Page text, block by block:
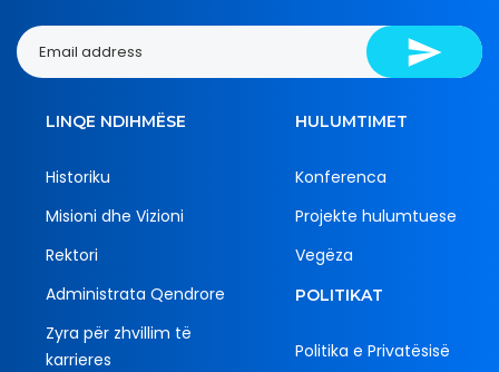
LINQE NDIHMËSE
Historiku
Misioni dhe Vizioni
Rektori
Administrata Qendrore
Zyra për zhvillim të
karrieres
HULUMTIMET
Konferenca
Projekte hulumtuese
Vegëza
POLITIKAT
Politika e Privatësisë